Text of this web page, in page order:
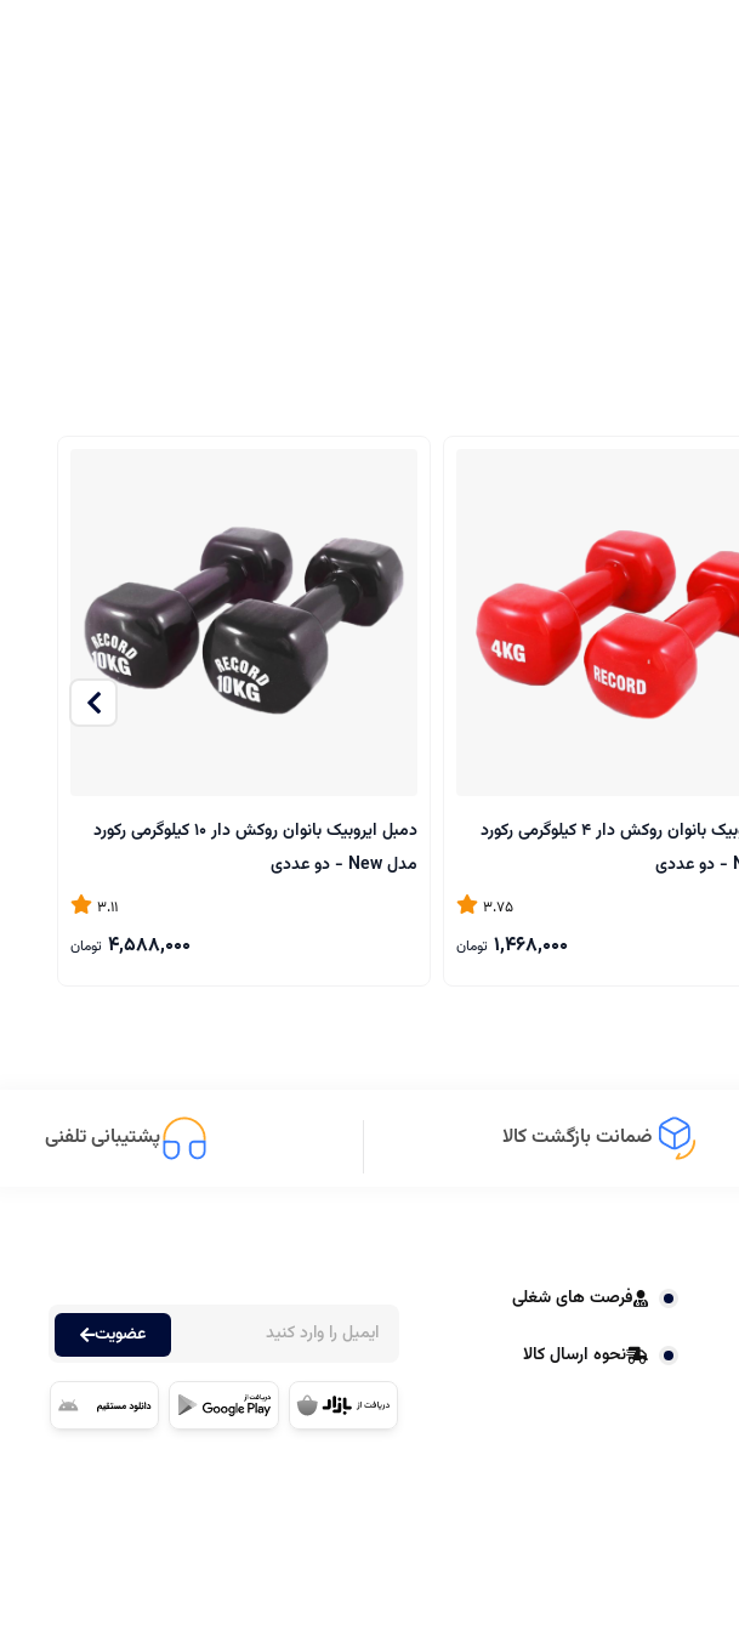
دمبل ایروبیک بانوان روکش‌ دار 4 کیلوگرمی رکورد
3.75
1,468,000 تومان
دمبل ایروبیک بانوان روکش‌ دار 10 کیلوگرمی رکورد
مدل New - دو عددی
3.11
4,588,000 تومان
ضمانت بازگشت کالا پشتیبانی تلفنی
فرصت های شغلی
نحوه ارسال کالا
عضویت